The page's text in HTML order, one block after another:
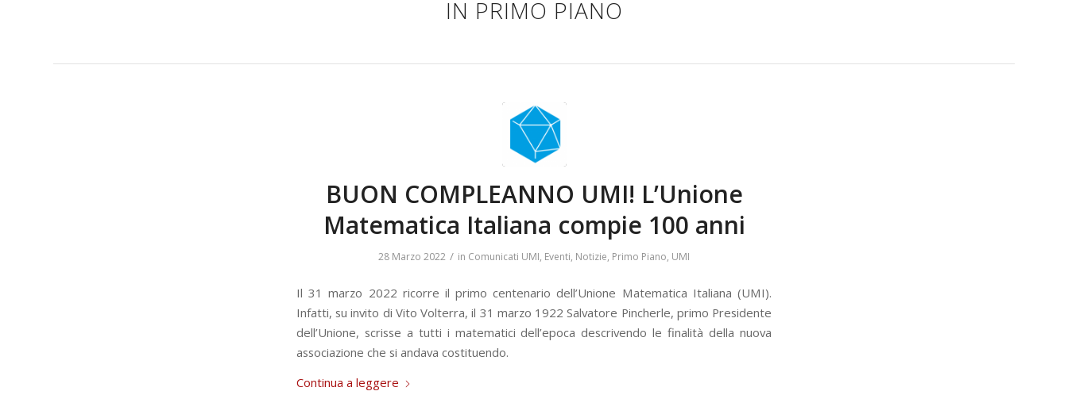
IN PRIMO PIANO
BUON COMPLEANNO UMI! L’Unione
Matematica Italiana compie 100 anni
28 Marzo 2022 / in Comunicati UMI, Eventi, Notizie, Primo Piano, UMI
Il 31 marzo 2022 ricorre il primo centenario dell’Unione Matematica Italiana (UMI).
Infatti, su invito di Vito Volterra, il 31 marzo 1922 Salvatore Pincherle, primo Presidente
dell’Unione, scrisse a tutti i matematici dell’epoca descrivendo le finalità della nuova
associazione che si andava costituendo.
Continua a leggere